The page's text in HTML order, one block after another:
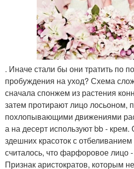
. Иначе стали бы они тратить по
пробуждения на уход? Схема
сначала спонжем из растения
затем протирают лицо лосьоном,
похлопывающими движениями
а на десерт используют bb - крем.
здешних красоток с
считалось, что фарфоровое лицо
Признак аристократов, которым